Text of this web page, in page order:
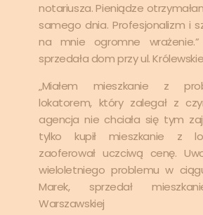
notariusza. Pieniądze
samego dnia. Profesjonalizm i
na mnie ogromne
sprzedała dom przy ul.
„Miałem mieszkanie z
lokatorem, który zalegał z
agencja nie chciała się tym
tylko kupił mieszkanie z
zaoferował uczciwą cenę.
wieloletniego problemu w
Marek, sprzedał
Warszawskiej